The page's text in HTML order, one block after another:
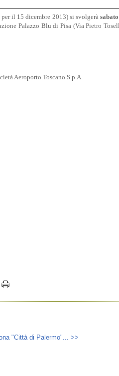
il 15 dicembre 2013) si svolgerà
Palazzo Blu di Pisa (Via Pietro
Aeroporto Toscano S.p.A.
"Città di Palermo"... >>